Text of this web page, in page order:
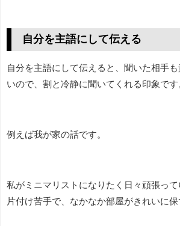
自分を主語にして伝える
自分を主語にして伝えると、聞いた相手
いので、割と冷静に聞いてくれる印象です
例えば我が家の話です。
私がミニマリストになりたく日々頑張っ
片付け苦手で、なかなか部屋がきれいに保